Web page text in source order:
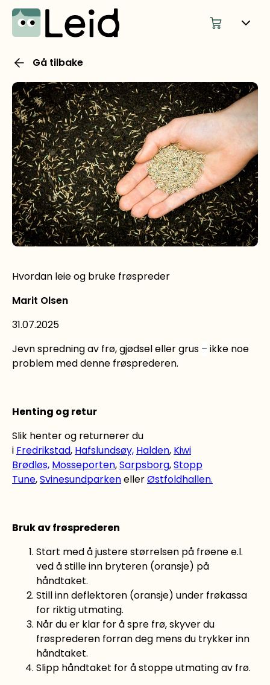
Gå tilbake
Hvordan leie og bruke frøspreder
Marit Olsen
31.07.2025
Jevn spredning av frø, gjødsel eller grus – ikke noe
problem med denne frøsprederen.
Henting og retur
Slik henter og returnerer du
i Fredrikstad, Hafslundsøy, Halden, Kiwi
Brødløs, Mosseporten,Sarpsborg,Stopp
Tune,SvinesundparkenellerØstfoldhallen.
Bruk av frøsprederen
Start med å justere størrelsen på frøene e.l.
ved å stille inn bryteren (oransje) på
håndtaket.
Still inn deflektoren (oransje) under frøkassa
for riktig utmating.
Når du er klar for å spre frø, skyver du
frøsprederen forran deg mens du trykker inn
håndtaket.
Slipp håndtaket for å stoppe utmating av frø.